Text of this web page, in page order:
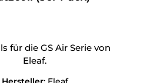
für die GS Air Serie von
Eleaf.